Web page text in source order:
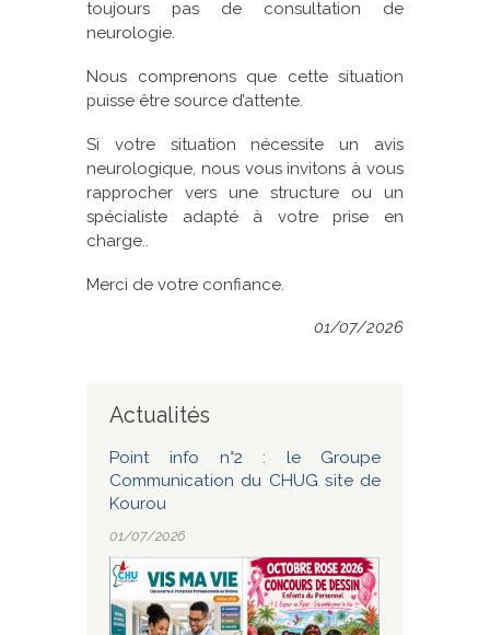
toujours pas de consultation de
neurologie.
Nous comprenons que cette situation
puisse être source d’attente.
Si votre situation nécessite un avis
neurologique, nous vous invitons à vous
rapprocher vers une structure ou un
spécialiste adapté à votre prise en
charge..
Merci de votre confiance.
01/07/2026
Actualités
Point info n°2 : le Groupe
Communication du CHUG site de
Kourou
01/07/2026